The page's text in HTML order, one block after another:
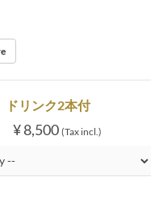
ドリンク2本付
¥ 8,500 (Tax incl.)